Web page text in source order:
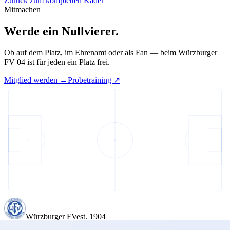
Mitmachen
Werde ein Nullvierer.
Ob auf dem Platz, im Ehrenamt oder als Fan — beim Würzburger
FV 04 ist für jeden ein Platz frei.
Mitglied werden →Probetraining ↗︎
Würzburger FVest. 1904